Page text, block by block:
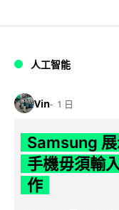
人工智能
Vin 1 日
Samsung
手機毋須輸
作